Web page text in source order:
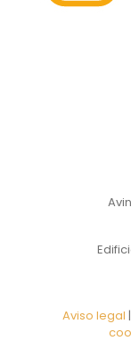
Aviso legal |